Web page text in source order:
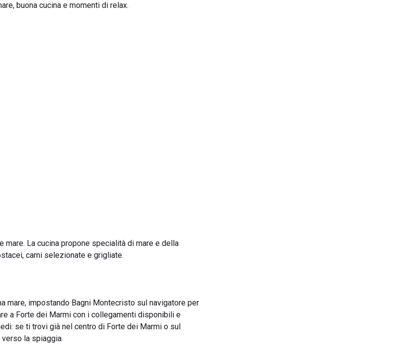
buona cucina e momenti di relax.
mare. La cucina propone specialità di mare e della
carni selezionate e grigliate.
mare, impostando Bagni Montecristo sul navigatore per
a Forte dei Marmi con i collegamenti disponibili e
se ti trovi già nel centro di Forte dei Marmi o sul
la spiaggia.